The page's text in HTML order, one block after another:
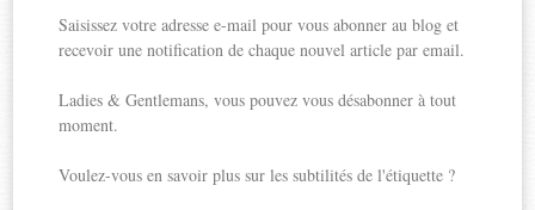
Saisissez votre adresse e-mail pour vous abonner au blog et
recevoir une notification de chaque nouvel article par email.
Ladies & Gentlemans, vous pouvez vous désabonner à tout
moment.
Voulez-vous en savoir plus sur les subtilités de l'étiquette ?